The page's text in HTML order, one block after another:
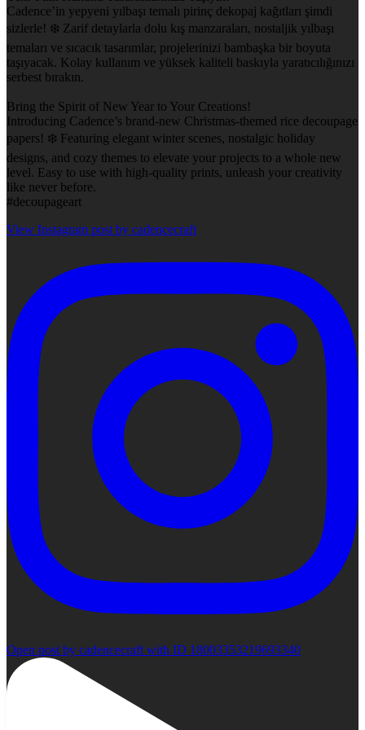
Cadence’in yepyeni yılbaşı temalı pirinç dekopaj kağıtları şimdi
sizlerle! ❄️ Zarif detaylarla dolu kış manzaraları, nostaljik yılbaşı
temaları ve sıcacık tasarımlar, projelerinizi bambaşka bir boyuta
taşıyacak. Kolay kullanım ve yüksek kaliteli baskıyla yaratıcılığınızı
serbest bırakın.
Bring the Spirit of New Year to Your Creations!
Introducing Cadence’s brand-new Christmas-themed rice decoupage
papers! ❄️ Featuring elegant winter scenes, nostalgic holiday
designs, and cozy themes to elevate your projects to a whole new
level. Easy to use with high-quality prints, unleash your creativity
like never before.
#decoupageart
View Instagram post by cadencecraft
Open post by cadencecraft with ID 18003353219693340